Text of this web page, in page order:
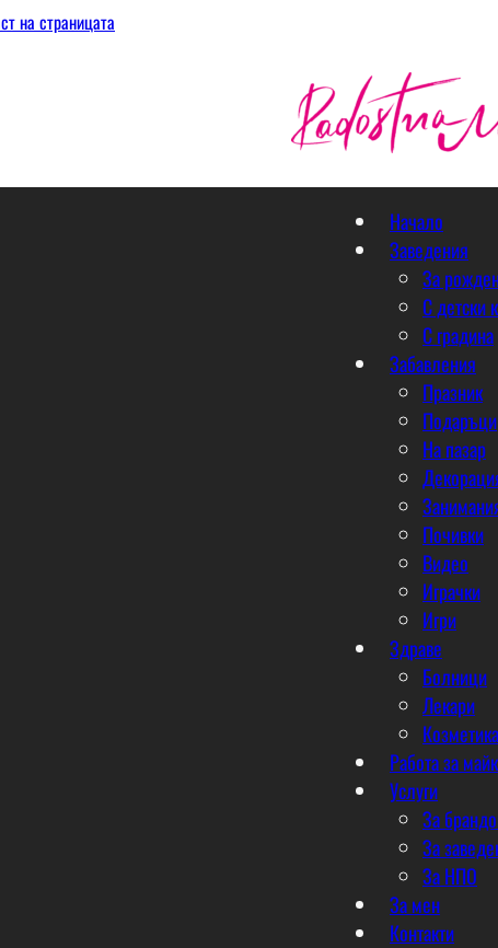
на страницата
Начало
Заведения
За
С детски
С градина
Забавления
Празник
Подаръци
На пазар
Почивки
Видео
Играчки
Игри
Здраве
Болници
Лекари
Козметика
Работа за
Услуги
За
За
За НПО
За мен
Контакти